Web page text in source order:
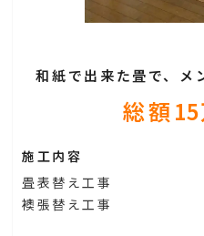
和紙で出来た畳で、メ
総額 15
施工内容
畳表替え工事
襖張替え工事